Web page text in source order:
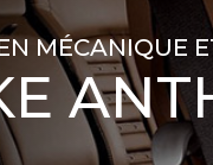
MÉCANIQUE